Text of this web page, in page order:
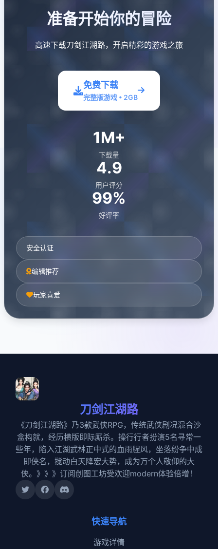
准备开始你的冒险
高速下载刀剑江湖路，开启精彩的游戏之旅
免费下载
完整版游戏 • 2GB
1M+
下载量
4.9
用户评分
99%
好评率
安全认证
编辑推荐
玩家喜爱
刀剑江湖路
《刀剑江湖路》乃3款武侠RPG，传统武侠剧况混合沙
盒构就，经历横版即际厮杀。操行行者扮演5名寻常一
些年，陷入江湖武林正中式的血雨腥风，坐落纷争中成
即侠名，搅动白天降宏大势，成为万个人敬仰的大
侠。》》》订阅创图工坊受欢迎modern体验倍增！
快速导航
游戏详情